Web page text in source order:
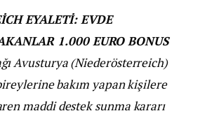
EYALETİ: EVDE
1.000 EURO BONUS
Avusturya (Niederösterreich)
bakım yapan kişilere
maddi destek sunma kararı